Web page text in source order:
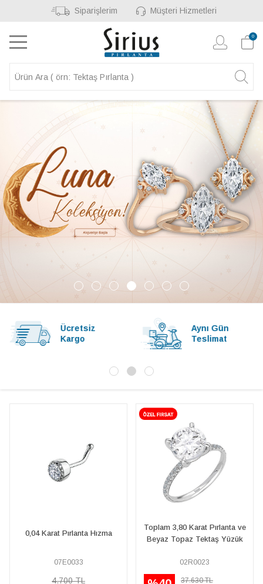
Siparişlerim Müşteri Hizmetleri
0
Ücretsiz
Kargo
Aynı Gün
Teslimat
0,04 Karat Pırlanta Hızma
07E0033
4.700 TL
Toplam 3,80 Karat Pırlanta ve
Beyaz Topaz Tektaş Yüzük
02R0023
37.630 TL